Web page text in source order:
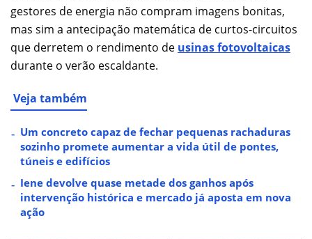
gestores de energia não compram imagens bonitas,
mas sim a antecipação matemática de curtos-circuitos
que derretem o rendimento de usinas fotovoltaicas
durante o verão escaldante.
Veja também
Um concreto capaz de fechar pequenas rachaduras
sozinho promete aumentar a vida útil de pontes,
túneis e edifícios
Iene devolve quase metade dos ganhos após
intervenção histórica e mercado já aposta em nova
ação